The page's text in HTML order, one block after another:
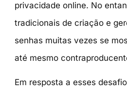
privacidade online. No
tradicionais de criação e
senhas muitas vezes se
até mesmo
Em resposta a esses